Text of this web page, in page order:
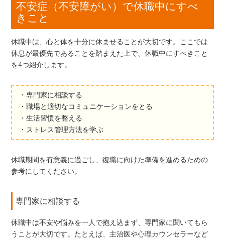
不安症（不安障がい）で休職中にすべ
きこと
休職中は、心と体を十分に休ませることが大切です。ここでは
休息が最優先であることを踏まえた上で、休職中にすべきこと
を4つ紹介します。
・専門家に相談する
・職場と適切なコミュニケーションをとる
・生活習慣を整える
・ストレス管理方法を学ぶ
休職期間を有意義に過ごし、復職に向けた準備を進めるための
参考にしてください。
専門家に相談する
休職中は不安や悩みを一人で抱え込まず、専門家に聞いてもら
うことが大切です。たとえば、主治医や心理カウンセラーなど